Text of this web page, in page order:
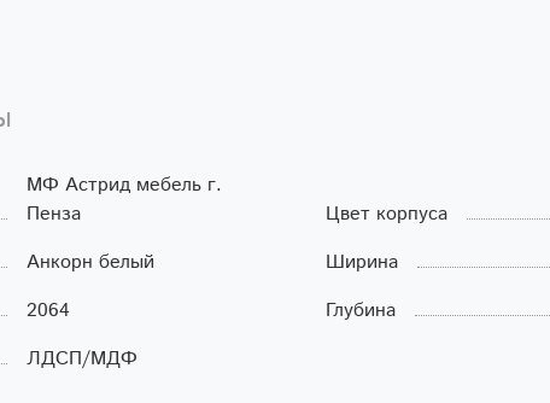
МФ Астрид мебель г.
Пенза
Цвет корпуса
Анкорн белый Ширина
2064 Глубина
ЛДСП/МДФ